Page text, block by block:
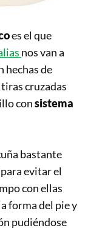
es el que
nos van a
hechas de
cruzadas
consistema
bastante
para evitar el
con ellas
forma del pie y
pudiéndose